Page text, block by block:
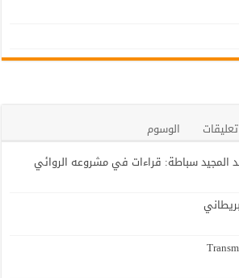
تعليقات
الوسوم
المجيد سباطة: قراءات في مشروعه الروائي